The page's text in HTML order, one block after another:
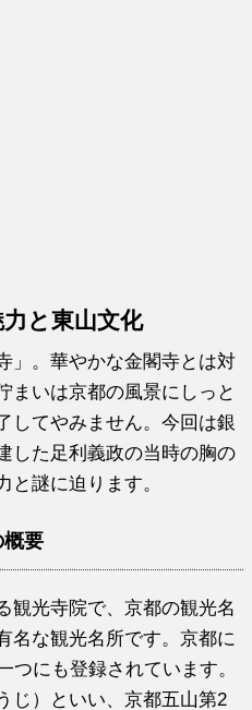
と東山文化
」。華やかな金閣寺とは対
まいは京都の風景にしっと
してやみません。今回は銀
した足利義政の当時の胸の
と謎に迫ります。
概要
観光寺院で、京都の観光名
名な観光名所です。京都に
つにも登録されています。
じ）といい、京都五山第2